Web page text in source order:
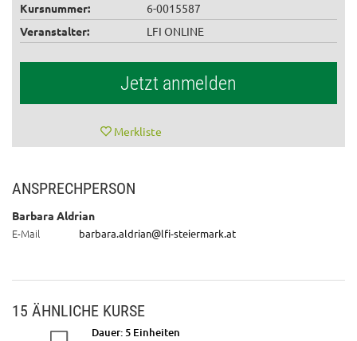
Kursnummer:
6-0015587
Veranstalter:
LFI ONLINE
Jetzt anmelden
Merkliste
ANSPRECHPERSON
Barbara Aldrian
E-Mail barbara.aldrian@lfi-steiermark.at
15 ÄHNLICHE KURSE
Dauer: 5 Einheiten